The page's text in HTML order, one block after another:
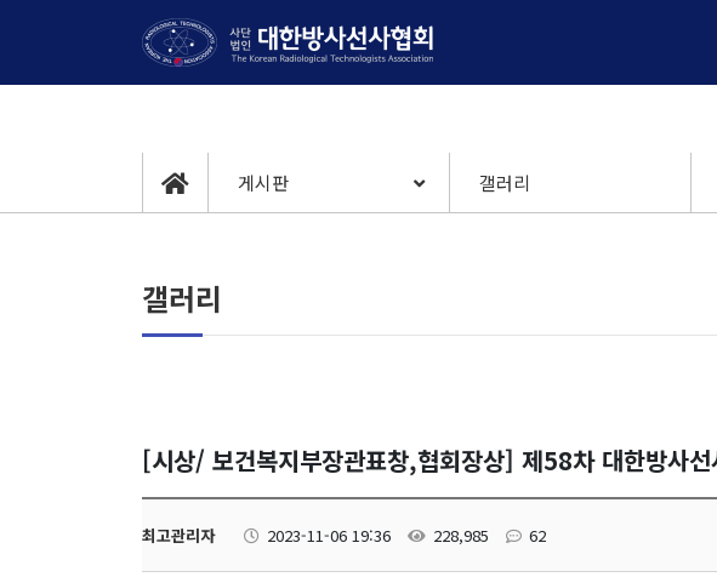
게시판 갤러리
갤러리
[시상/ 보건복지부장관표창,협회장상] 제58차 대한방사
최고관리자 2023-11-06 19:36 228,985 62